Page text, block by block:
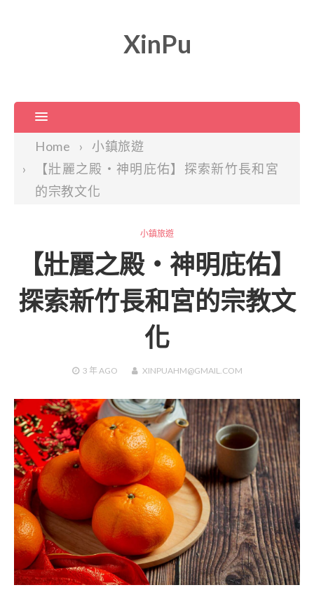
XinPu
Home
小鎮旅遊
【壯麗之殿‧神明庇佑】探索新竹長和宮
的宗教文化
小鎮旅遊
【壯麗之殿‧神明庇佑】
探索新竹長和宮的宗教文
化
3 年AGO XINPUAHM@GMAIL.COM